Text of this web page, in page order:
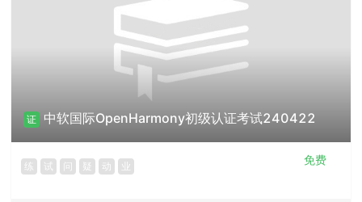
证 中软国际OpenHarmony初级认证考试240422
练 试 问 疑 动 业 免费